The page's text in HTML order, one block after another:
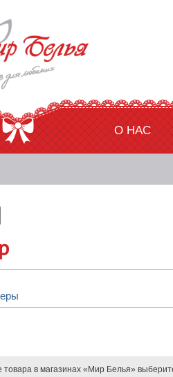
О НАС
в магазинах «Мир Белья»